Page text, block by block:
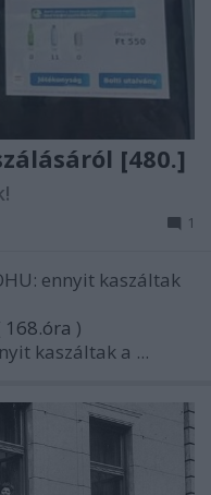
[480.]
1
ennyit kaszáltak
168.óra )
kaszáltak a ...